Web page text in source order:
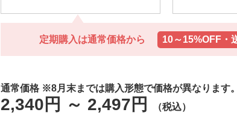
定期購入は通常価格から 10～15%OFF・
定期購入は通常価格から 10～15%OFF・
通常価格 ※8月末までは購入形態で価格が異なります。
2,340円 ～ 2,497円 （税込）